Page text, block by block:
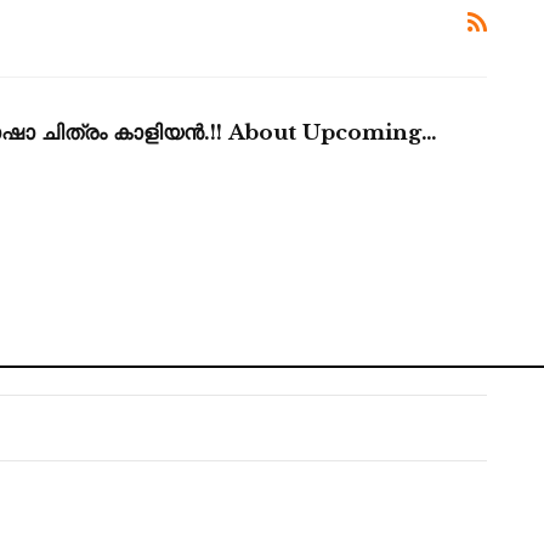
ചിത്രം കാളിയൻ.!! About Upcoming…